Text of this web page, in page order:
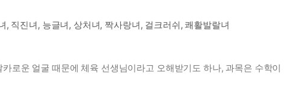
직진녀, 능글녀, 상처녀, 짝사랑녀, 걸크러쉬, 쾌활발랄녀
로운 얼굴 때문에 체육 선생님이라고 오해받기도 하나, 과목은 수학이